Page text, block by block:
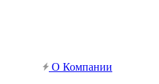
О Компании